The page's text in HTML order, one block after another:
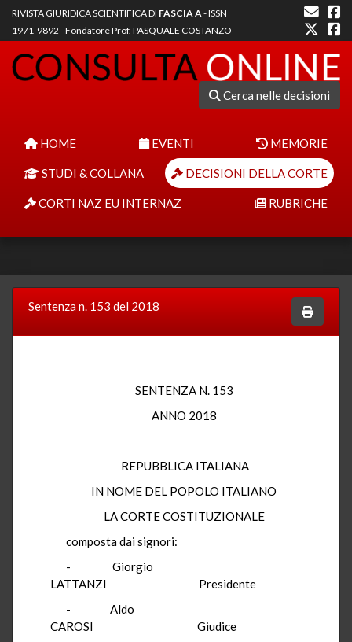
RIVISTA GIURIDICA SCIENTIFICA DI FASCIA A- ISSN
1971-9892 - Fondatore Prof. PASQUALE COSTANZO
Cerca nelle decisioni
HOME EVENTI MEMORIE
STUDI & COLLANA DECISIONI DELLA CORTE
CORTI NAZ EU INTERNAZ RUBRICHE
Sentenza n. 153 del 2018
SENTENZA N. 153
ANNO 2018
REPUBBLICA ITALIANA
IN NOME DEL POPOLO ITALIANO
LA CORTE COSTITUZIONALE
composta dai signori:
- Giorgio
LATTANZI Presidente
- Aldo
CAROSI Giudice